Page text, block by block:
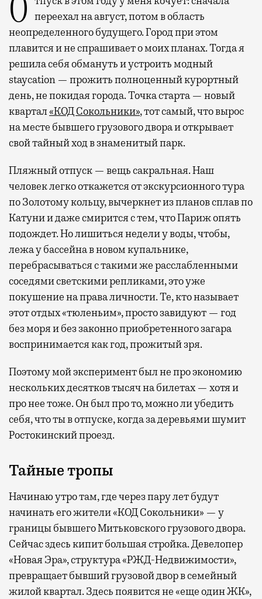
Отпуск в этом году у меня кочует: сначала переехал на август, потом в область
неопределенного будущего. Город при этом
плавится и не спрашивает о моих планах. Тогда я
решила себя обмануть и устроить модный
staycation — прожить полноценный курортный
день, не покидая города. Точка старта — новый
квартал«КОД Сокольники», тот самый, что вырос
на месте бывшего грузового двора и открывает
свой тайный ход в знаменитый парк.
Пляжный отпуск — вещь сакральная. Наш
человек легко откажется от экскурсионного тура
по Золотому кольцу, вычеркнет из планов сплав по
Катуни и даже смирится с тем, что Париж опять
подождет. Но лишиться недели у воды, чтобы,
лежа у бассейна в новом купальнике,
перебрасываться с такими же расслабленными
соседями светскими репликами, это уже
покушение на права личности. Те, кто называет
этот отдых «тюленьим», просто завидуют — год
без моря и без законно приобретенного загара
воспринимается как год, прожитый зря.
Поэтому мой эксперимент был не про экономию
нескольких десятков тысяч на билетах — хотя и
про нее тоже. Он был про то, можно ли убедить
себя, что ты в отпуске, когда за деревьями шумит
Ростокинский проезд.
Тайные тропы
Начинаю утро там, где через пару лет будут
начинать его жители «КОД Сокольники» — у
границы бывшего Митьковского грузового двора.
Сейчас здесь кипит большая стройка. Девелопер
«Новая Эра», структура «РЖД-Недвижимости»,
превращает бывший грузовой двор в семейный
жилой квартал. Здесь появится не «еще один ЖК»,